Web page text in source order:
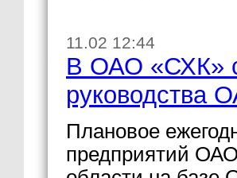
11.02 12:44
В ОАО «СХК»
руководства
Плановое
предприятий